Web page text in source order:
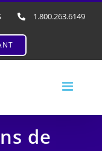
1.800.263.6149
de